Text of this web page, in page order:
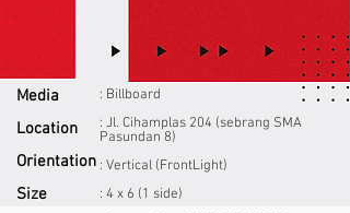
: Billboard
: Jl. Cihamplas 204 (sebrang SMA
Pasundan 8)
: Vertical (FrontLight)
: 4 x 6 (1 side)
Media
Location
Orientation
Size